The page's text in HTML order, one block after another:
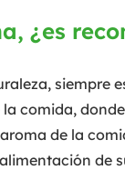
¿es
siempre
comida,
de la
de